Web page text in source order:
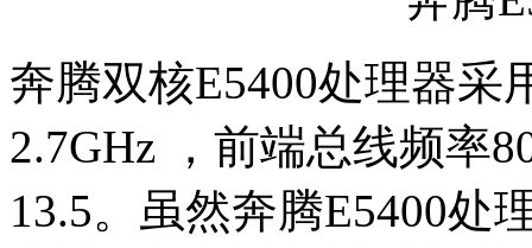
奔腾双核E5400处理器采
2.7GHz ，前端总线频率
13.5。虽然奔腾E5400处